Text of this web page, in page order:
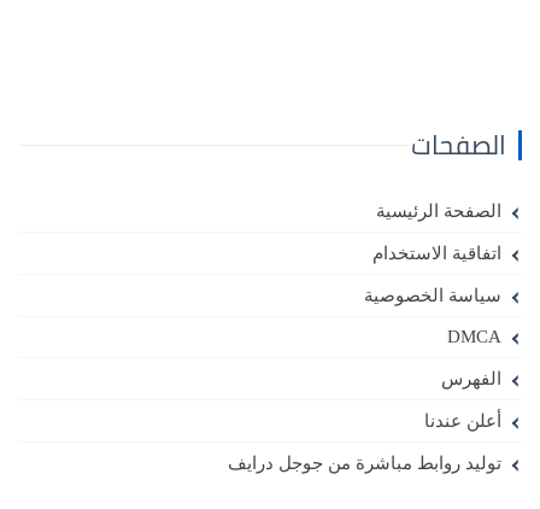
الصفحات
الصفحة الرئيسية
اتفاقية الاستخدام
سياسة الخصوصية
DMCA
الفهرس
أعلن عندنا
توليد روابط مباشرة من جوجل درايف